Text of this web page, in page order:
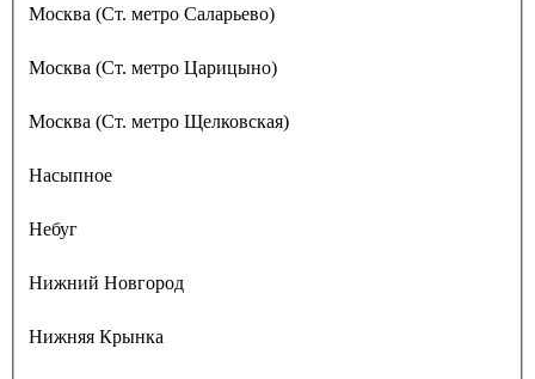
Москва (Ст. метро Саларьево)
Москва (Ст. метро Царицыно)
Москва (Ст. метро Щелковская)
Насыпное
Небуг
Нижний Новгород
Нижняя Крынка